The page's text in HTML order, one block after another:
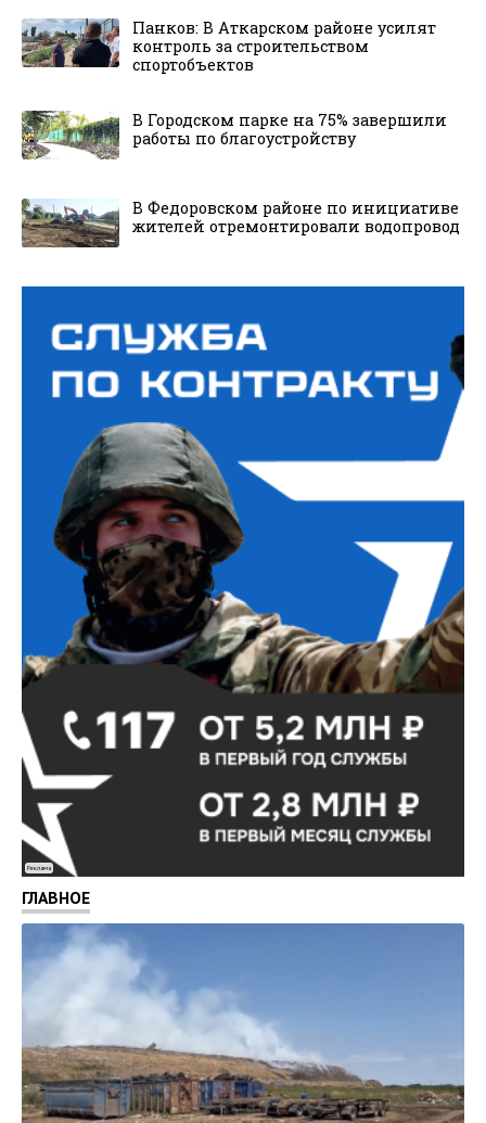
Панков: В Аткарском районе усилят
контроль за строительством
спортобъектов
В Городском парке на 75% завершили
работы по благоустройству
В Федоровском районе по инициативе
жителей отремонтировали водопровод
Реклама
ГЛАВНОЕ